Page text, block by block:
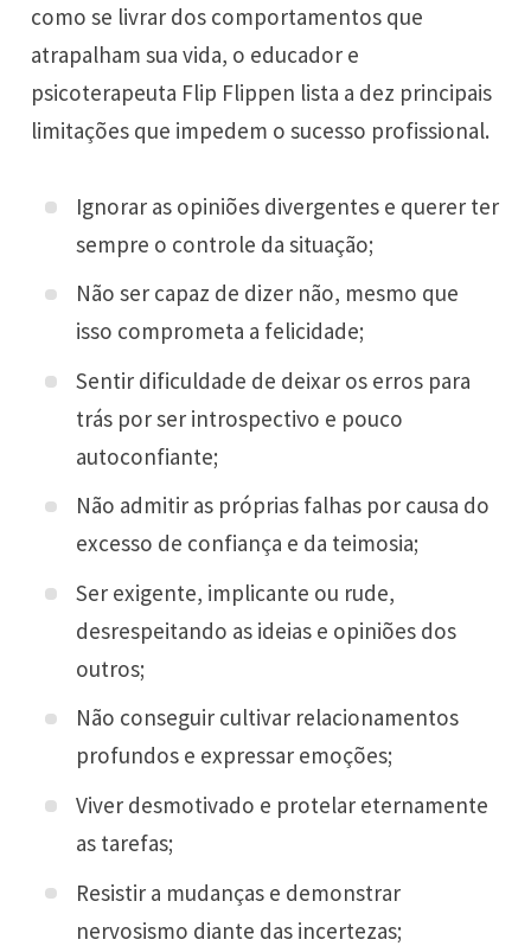
como se livrar dos comportamentos que
atrapalham sua vida, o educador e
psicoterapeuta Flip Flippen lista a dez principais
limitações que impedem o sucesso profissional.
Ignorar as opiniões divergentes e querer ter
sempre o controle da situação;
Não ser capaz de dizer não, mesmo que
isso comprometa a felicidade;
Sentir dificuldade de deixar os erros para
trás por ser introspectivo e pouco
autoconfiante;
Não admitir as próprias falhas por causa do
excesso de confiança e da teimosia;
Ser exigente, implicante ou rude,
desrespeitando as ideias e opiniões dos
outros;
Não conseguir cultivar relacionamentos
profundos e expressar emoções;
Viver desmotivado e protelar eternamente
as tarefas;
Resistir a mudanças e demonstrar
nervosismo diante das incertezas;